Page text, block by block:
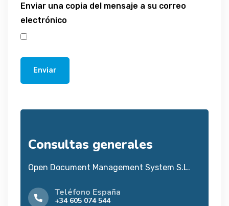
Enviar una copia del mensaje a su correo
electrónico
Enviar
Consultas generales
Open Document Management System S.L.
Teléfono España
+34 605 074 544